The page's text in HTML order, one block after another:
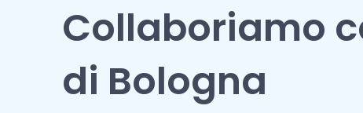
Collaboriamo
di Bologna